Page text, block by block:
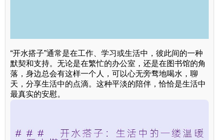
“开水搭子”通常是在工作、学习或生活中，彼此间的一种
默契和支持。无论是在繁忙的办公室，还是在图书馆的角
落，身边总会有这样一个人，可以心无旁骛地喝水，聊
天，分享生活中的点滴。这种平淡的陪伴，恰恰是生活中
最真实的安慰。